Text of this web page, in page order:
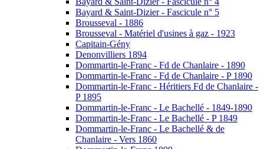
Bayard & Saint-Dizier - Fascicule n° 5
Brousseval - 1886
Brousseval - Matériel d'usines à gaz - 1923
Capitain-Gény
Denonvilliers 1894
Dommartin-le-Franc - Fd de Chanlaire - 1890
Dommartin-le-Franc - Fd de Chanlaire - P 1890
Dommartin-le-Franc - Héritiers Fd de Chanlaire -
P 1895
Dommartin-le-Franc - Le Bachellé - 1849-1890
Dommartin-le-Franc - Le Bachellé - P 1849
Dommartin-le-Franc - Le Bachellé & de
Chanlaire - Vers 1860